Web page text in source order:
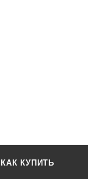
КАК КУПИТЬ